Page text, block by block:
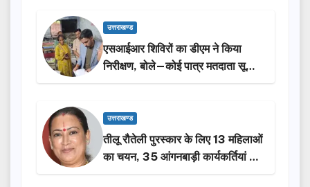
उत्तराखण्ड
एसआईआर शिविरों का डीएम ने किया
निरीक्षण, बोले—कोई पात्र मतदाता सूची
से न छूटे…
उत्तराखण्ड
तीलू रौतेली पुरस्कार के लिए 13 महिलाओं
का चयन, 35 आंगनबाड़ी कार्यकर्तियां भी
होंगी सम्मानित…